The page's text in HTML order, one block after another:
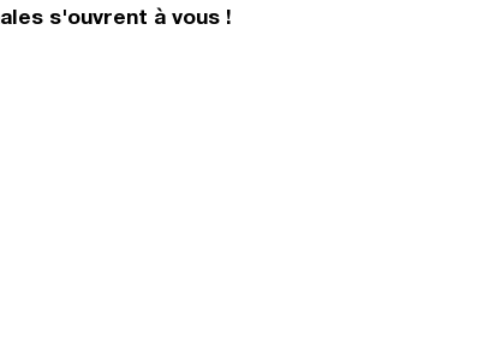
s'ouvrent à vous !